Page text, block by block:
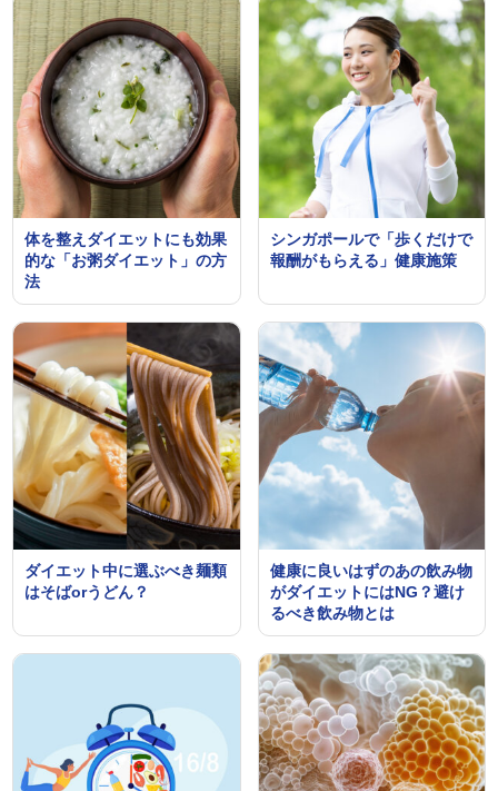
体を整えダイエットにも効果
的な「お粥ダイエット」の方
法
シンガポールで「歩くだけで
報酬がもらえる」健康施策
ダイエット中に選ぶべき麺類
はそばorうどん？
健康に良いはずのあの飲み物
がダイエットにはNG？避け
るべき飲み物とは